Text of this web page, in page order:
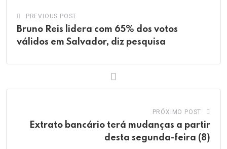
PREVIOUS POST
Bruno Reis lidera com 65% dos votos
válidos em Salvador, diz pesquisa
PRÓXIMO POST
Extrato bancário terá mudanças a partir
desta segunda-feira (8)